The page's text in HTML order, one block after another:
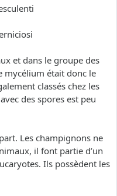
et dans le groupe des
mycélium était donc le
classés chez les
des spores est peu
Les champignons ne
il font partie d’un
Ils possèdent les